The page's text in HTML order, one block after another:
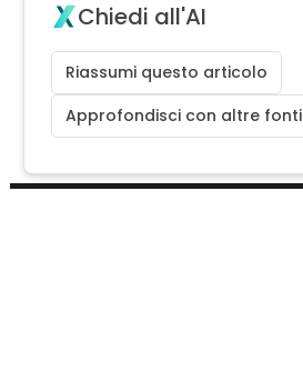
Chiedi all'AI
Riassumi questo articolo
Approfondisci con altre fonti